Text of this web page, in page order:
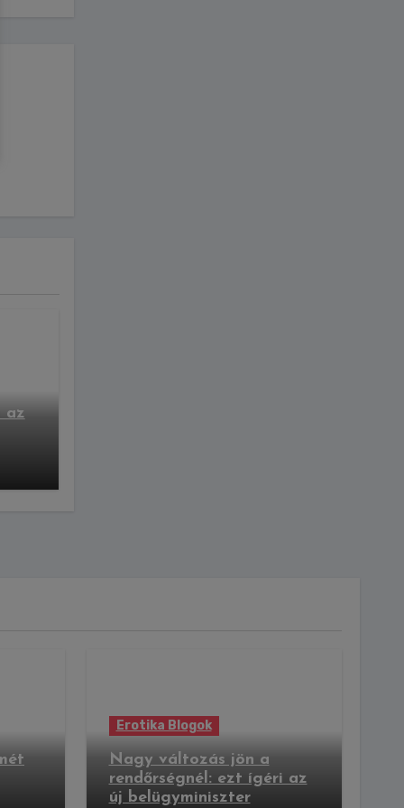
az
Erotika Blogok
Nagy változás jön a
rendőrségnél: ezt ígéri az
új belügyminiszter